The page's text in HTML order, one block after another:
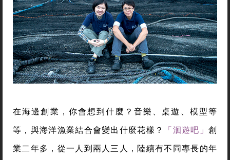
在海邊創業，你會想到什麼？音樂、桌遊、模型等
等，與海洋漁業結合會變出什麼花樣？
「洄遊吧」創
業二年多，從一人到兩人三人，陸續有不同專長的年